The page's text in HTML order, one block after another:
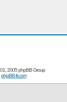
2005 phpBB Group
phpBB-fr.com